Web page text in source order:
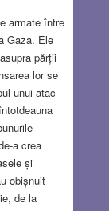
armate între
Gaza. Ele
părții
lor se
unui atac
a crea
și
obișnuit
de la